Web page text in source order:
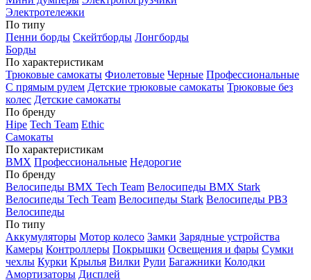
Электротележки
По типу
Пенни борды Скейтборды Лонгборды
Борды
По характеристикам
Трюковые самокаты Фиолетовые Черные Профессиональные
С прямым рулем Детские трюковые самокаты Трюковые без
колес Детские самокаты
По бренду
Hipe Tech Team Ethic
Самокаты
По характеристикам
BMX Профессиональные Недорогие
По бренду
Велосипеды BMX Tech Team Велосипеды BMX Stark
Велосипеды Tech Team Велосипеды Stark Велосипеды РВЗ
Велосипеды
По типу
Аккумуляторы Мотор колесо Замки Зарядные устройства
Камеры Контроллеры Покрышки Освещения и фары Сумки
чехлы Курки Крылья Вилки Рули Багажники Колодки
Амортизаторы Дисплей